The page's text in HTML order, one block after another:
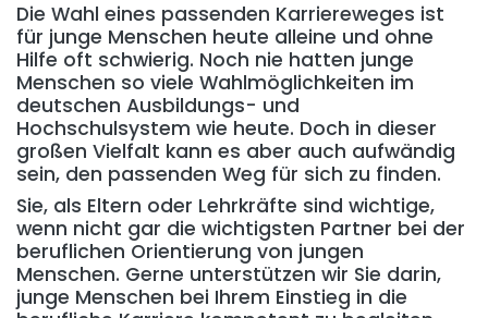
Die Wahl eines passenden Karriereweges ist
für junge Menschen heute alleine und ohne
Hilfe oft schwierig. Noch nie hatten junge
Menschen so viele Wahlmöglichkeiten im
deutschen Ausbildungs- und
Hochschulsystem wie heute. Doch in dieser
großen Vielfalt kann es aber auch aufwändig
sein, den passenden Weg für sich zu finden.
Sie, als Eltern oder Lehrkräfte sind wichtige,
wenn nicht gar die wichtigsten Partner bei der
beruflichen Orientierung von jungen
Menschen. Gerne unterstützen wir Sie darin,
junge Menschen bei Ihrem Einstieg in die